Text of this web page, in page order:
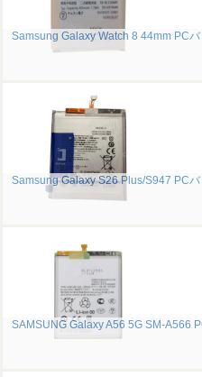
Samsung Galaxy Watch 8 44mm PC
Samsung Galaxy S26 Plus/S947 PC
SAMSUNG Galaxy A56 5G SM-A566